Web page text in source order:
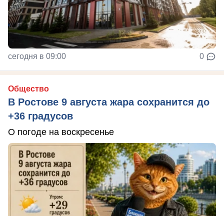
сегодня в 09:00 0
Общество
В Ростове 9 августа жара сохранится до
+36 градусов
О погоде на воскресенье